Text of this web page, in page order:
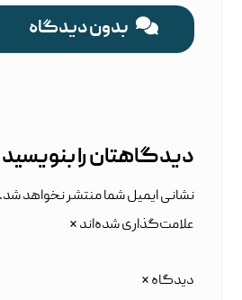
بدون دیدگاه
دیدگاهتان را بنویسید
نشانی ایمیل شما منتشر نخواهد شد.
علامت‌گذاری شده‌اند*
دیدگاه*